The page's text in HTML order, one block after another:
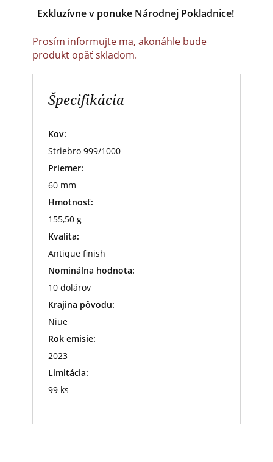
Exkluzívne v ponuke Národnej Pokladnice!
Prosím informujte ma, akonáhle bude
produkt opäť skladom.
Špecifikácia
Kov:
Striebro 999/1000
Priemer:
60 mm
Hmotnosť:
155,50 g
Kvalita:
Antique finish
Nominálna hodnota:
10 dolárov
Krajina pôvodu:
Niue
Rok emisie:
2023
Limitácia:
99 ks